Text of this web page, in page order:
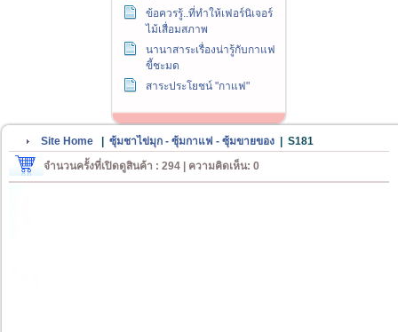
ข้อควรรู้..ที่ทำให้เฟอร์นิเจอร์
ไม้เสื่อมสภาพ
นานาสาระเรื่องน่ารู้กับกาแฟ
ขี้ชะมด
สาระประโยชน์ "กาแฟ"
Site Home ซุ้มชาไข่มุก - ซุ้มกาแฟ - ซุ้มขายของ
S181
จำนวนครั้งที่เปิดดูสินค้า : 294 | ความคิดเห็น: 0